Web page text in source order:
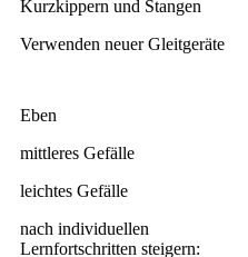
Kurzkippern und Stangen
Verwenden neuer Gleitgeräte
Eben
mittleres Gefälle
leichtes Gefälle
nach individuellen
Lernfortschritten steigern: